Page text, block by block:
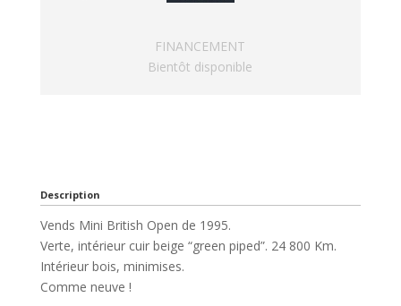
FINANCEMENT
Bientôt disponible
Description
Vends Mini British Open de 1995.
Verte, intérieur cuir beige “green piped”. 24 800 Km.
Intérieur bois, minimises.
Comme neuve !